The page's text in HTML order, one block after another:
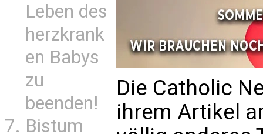
Leben des
herzkrank
en Babys
zu
beenden!
Bistum
Die Catholic
ihrem Artikel